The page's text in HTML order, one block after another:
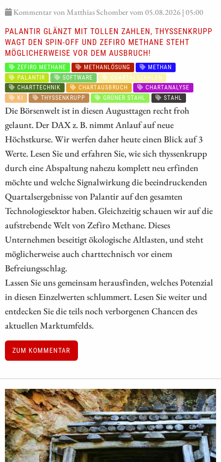
Kommentar von Matthias Schomber vom 05.08.2026 | 05:00
PALANTIR GLÄNZT MIT TOLLEN ZAHLEN, THYSSENKRUPP
WAGT DEN SPIN-OFF UND ZEFIRO METHANE STEHT
MÖGLICHERWEISE VOR DEM AUSBRUCH!
ZEFIRO METHANE METHANLÖSUNG
METHAN
PALANTIR
SOFTWARE
QUARTALSZAHLEN
CHARTTECHNIK
CHARTAUSBRUCH
CHARTANALYSE
KI
THYSSENKRUPP GRÜNER STAHL STAHL
Die Börsenwelt ist in diesen Augusttagen recht froh
gelaunt. Der DAX z. B. nimmt Anlauf auf neue
Höchstkurse. Wir werfen daher heute einen Blick auf 3
Werte. Lesen Sie und erfahren Sie, wie sich thyssenkrupp
durch eine Abspaltung nahezu komplett neu erfinden
möchte und welche Signalwirkung die beeindruckenden
Quartalsergebnisse von Palantir auf den gesamten
Technologiesektor haben. Gleichzeitig schauen wir auf die
aufstrebende Welt von Zefiro Methane. Dieses
Unternehmen beseitigt ökologische Altlasten, und steht
möglicherweise auch charttechnisch vor einem
Befreiungsschlag.
Lassen Sie uns gemeinsam herausfinden, welches Potenzial
in diesen Einzelwerten schlummert. Lesen Sie weiter und
entdecken Sie die teils noch verborgenen Chancen des
aktuellen Marktumfelds.
ZUM KOMMENTAR